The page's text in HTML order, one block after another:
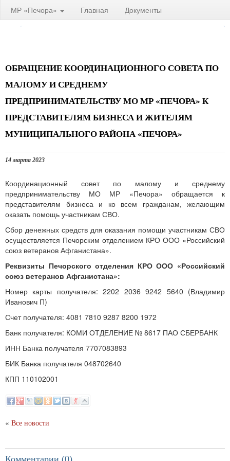
МР «Печора» Главная Документы
ОБРАЩЕНИЕ КООРДИНАЦИОННОГО СОВЕТА ПО
МАЛОМУ И СРЕДНЕМУ
ПРЕДПРИНИМАТЕЛЬСТВУ МО МР «ПЕЧОРА» К
ПРЕДСТАВИТЕЛЯМ БИЗНЕСА И ЖИТЕЛЯМ
МУНИЦИПАЛЬНОГО РАЙОНА «ПЕЧОРА»
14 марта 2023
Координационный совет по малому и среднему
предпринимательству МО МР «Печора» обращается к
представителям бизнеса и ко всем гражданам, желающим
оказать помощь участникам СВО.
Сбор денежных средств для оказания помощи участникам СВО
осуществляется Печорским отделением КРО ООО «Российский
союз ветеранов Афганистана».
Реквизиты Печорского отделения КРО ООО «Российский
союз ветеранов Афганистана»:
Номер карты получателя: 2202 2036 9242 5640 (Владимир
Иванович П)
Счет получателя: 4081 7810 9287 8200 1972
Банк получателя: КОМИ ОТДЕЛЕНИЕ № 8617 ПАО СБЕРБАНК
ИНН Банка получателя 7707083893
БИК Банка получателя 048702640
КПП 110102001
« Все новости
Комментарии (0)